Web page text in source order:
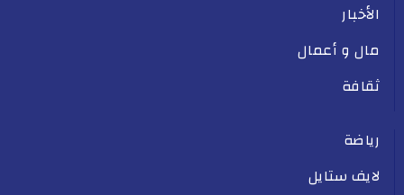
الأخبار
مال و أعمال
ثقافة
رياضة
لايف ستايل